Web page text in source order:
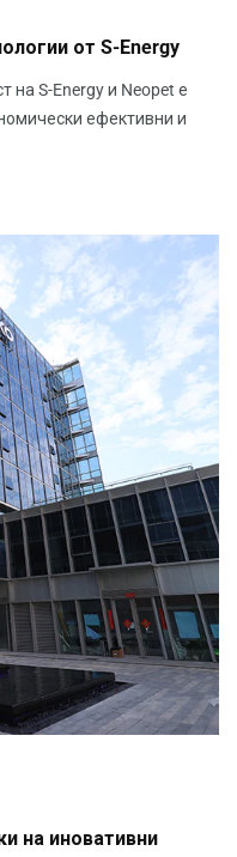
от S-Energy
на S-Energy и Neopet е
ефективни и
на иновативни